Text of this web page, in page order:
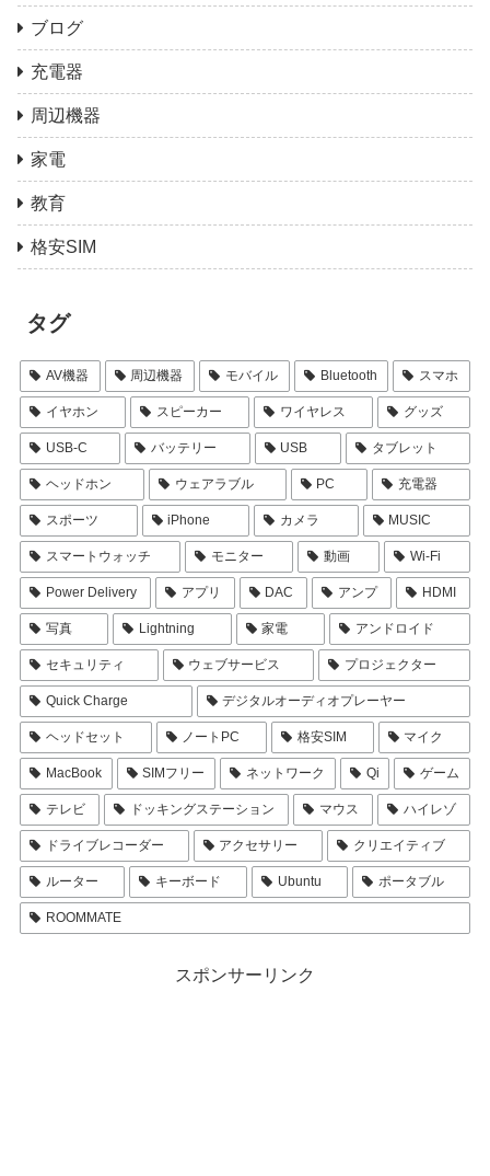
ブログ
充電器
周辺機器
家電
教育
格安SIM
タグ
AV機器 周辺機器 モバイル Bluetooth スマホ
イヤホン スピーカー ワイヤレス グッズ
USB-C バッテリー USB タブレット
ヘッドホン ウェアラブル PC 充電器
スポーツ iPhone カメラ MUSIC
スマートウォッチ モニター 動画 Wi-Fi
Power Delivery アプリ DAC アンプ HDMI
写真 Lightning 家電 アンドロイド
セキュリティ ウェブサービス プロジェクター
Quick Charge デジタルオーディオプレーヤー
ヘッドセット ノートPC 格安SIM マイク
MacBook SIMフリー ネットワーク Qi ゲーム
テレビ ドッキングステーション マウス ハイレゾ
ドライブレコーダー アクセサリー クリエイティブ
ルーター キーボード Ubuntu ポータブル
ROOMMATE
スポンサーリンク